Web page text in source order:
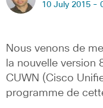
10 July 2015 -
Nous venons de
la nouvelle version
CUWN (Cisco
programme de